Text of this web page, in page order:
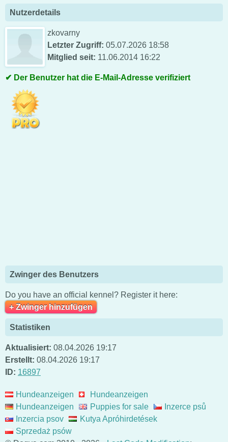
Nutzerdetails
zkovarny
Letzter Zugriff: 05.07.2026 18:58
Mitglied seit: 11.06.2014 16:22
Der Benutzer hat die E-Mail-Adresse verifiziert
Zwinger des Benutzers
Do you have an official kennel? Register it here:
+ Zwinger hinzufügen
Statistiken
Aktualisiert: 08.04.2026 19:17
Erstellt: 08.04.2026 19:17
ID: 16897
Hundeanzeigen
Hundeanzeigen
Hundeanzeigen
Puppies for sale
Inzerce psů
Inzercia psov
Kutya Apróhirdetések
Sprzedaż psów